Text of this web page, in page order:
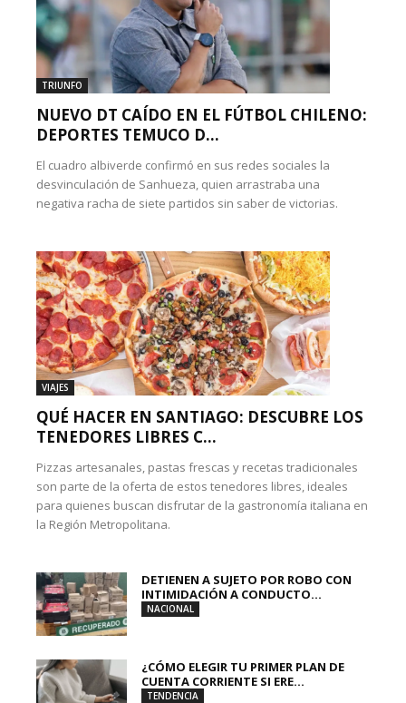
TRIUNFO
NUEVO DT CAÍDO EN EL FÚTBOL CHILENO:
DEPORTES TEMUCO D...
El cuadro albiverde confirmó en sus redes sociales la
desvinculación de Sanhueza, quien arrastraba una
negativa racha de siete partidos sin saber de victorias.
VIAJES
QUÉ HACER EN SANTIAGO: DESCUBRE LOS
TENEDORES LIBRES C...
Pizzas artesanales, pastas frescas y recetas tradicionales
son parte de la oferta de estos tenedores libres, ideales
para quienes buscan disfrutar de la gastronomía italiana en
la Región Metropolitana.
DETIENEN A SUJETO POR ROBO CON
INTIMIDACIÓN A CONDUCTO...
NACIONAL
¿CÓMO ELEGIR TU PRIMER PLAN DE
CUENTA CORRIENTE SI ERE...
TENDENCIA